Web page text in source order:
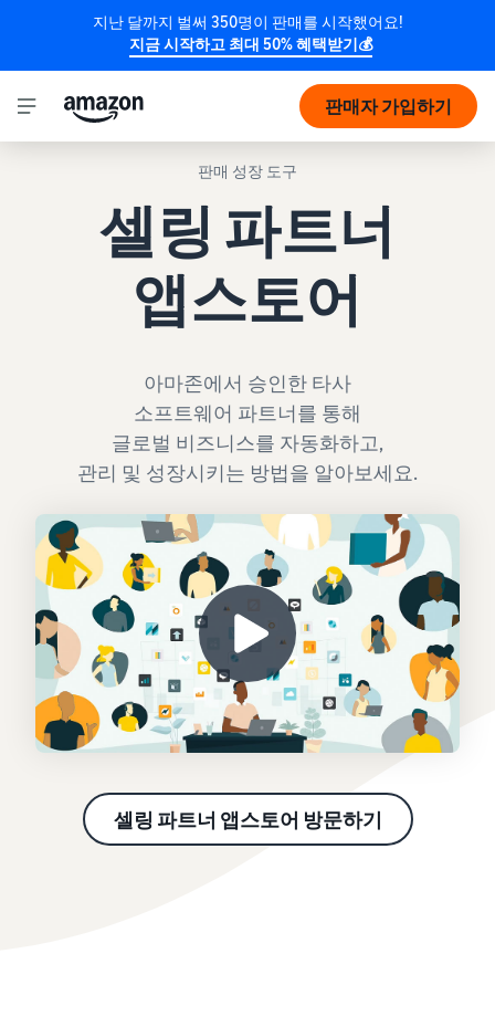
지난 달까지 벌써 350명이 판매를 시작했어요!
지금 시작하고 최대 50% 혜택받기💰
판매자 가입하기
판매 성장 도구
셀링 파트너
앱스토어
아마존에서 승인한 타사
소프트웨어 파트너를 통해
글로벌 비즈니스를 자동화하고,
관리 및 성장시키는 방법을 알아보세요.
셀링 파트너 앱스토어 방문하기